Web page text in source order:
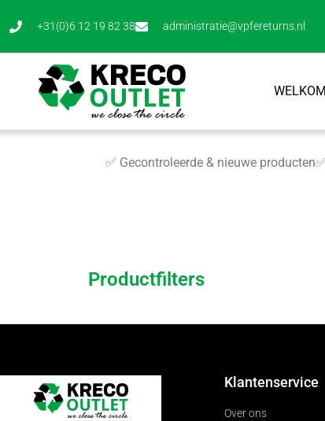
+31(0)6 12 19 82 38 administratie@vpfereturns.nl
WELKOM
✅ Gecontroleerde & nieuwe producten
Productfilters
Klantenservice
Over ons